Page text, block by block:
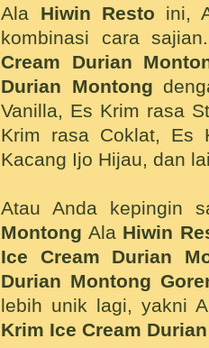
Ala Hiwin Resto ini,
kombinasi cara
Cream Durian
Durian Montong
Vanilla, Es Krim rasa
Krim rasa Coklat, Es
Kacang Ijo Hijau, dan
Atau Anda kepingin
Montong Ala Hiwin
Ice Cream Durian
Durian Montong
lebih unik lagi, yakni
Krim Ice Cream